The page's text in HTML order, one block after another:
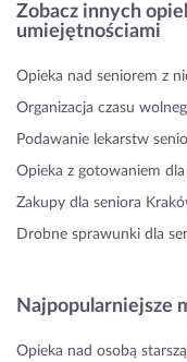
Zobacz innych
umiejętnościami
Opieka nad seniorem z
Organizacja czasu
Podawanie lekarstw
Opieka z gotowaniem
Zakupy dla seniora
Drobne sprawunki dla
Najpopularniejsze
Opieka nad osobą